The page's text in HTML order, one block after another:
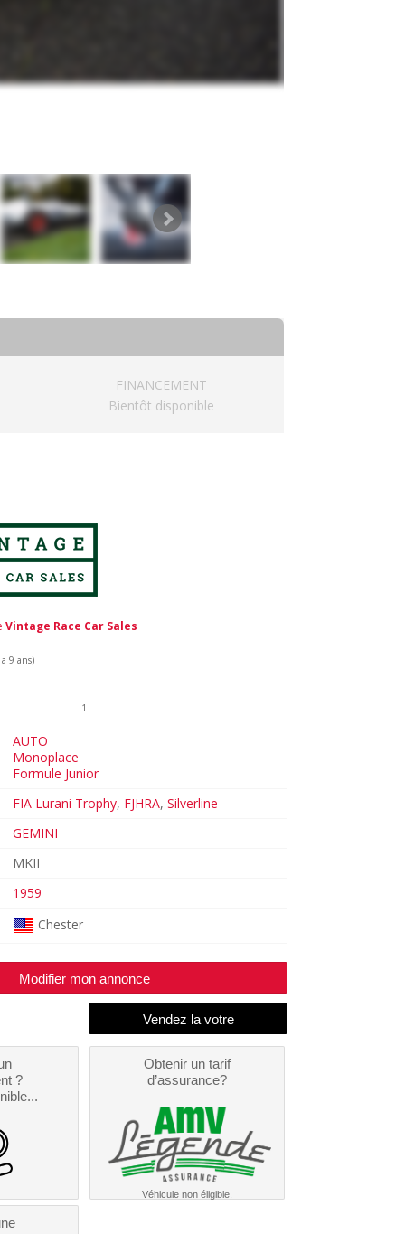
FINANCEMENT
Bientôt disponible
Vintage Race Car Sales
9 ans)
1
AUTO
Monoplace
Formule Junior
FIA Lurani Trophy, FJHRA, Silverline
GEMINI
MKII
1959
Chester
Modifier mon annonce
?
Obtenir un tarif
d’assurance?
Véhicule non éligible.